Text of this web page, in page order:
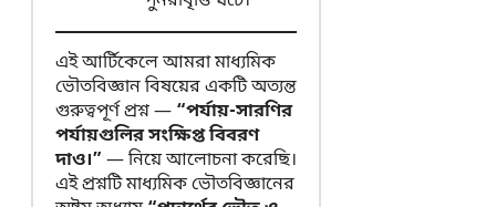
এই আর্টিকেলে আমরা মাধ্যমিক
ভৌতবিজ্ঞান বিষয়ের একটি অত্যন্ত
গুরুত্বপূর্ণ প্রশ্ন — “পর্যায়-সারণির
পর্যায়গুলির সংক্ষিপ্ত বিবরণ
দাও।” — নিয়ে আলোচনা করেছি।
এই প্রশ্নটি মাধ্যমিক ভৌতবিজ্ঞানের